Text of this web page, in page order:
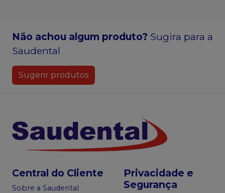
Não achou algum produto? Sugira para a
Saudental
Sugerir produtos
Central do Cliente
Sobre a Saudental
Privacidade e
Segurança